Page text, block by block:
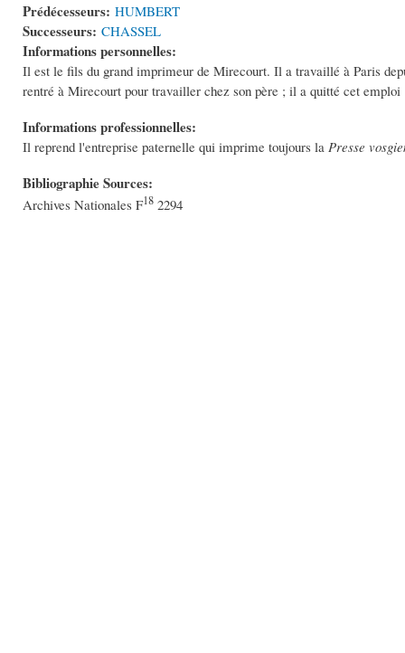
Prédécesseurs: HUMBERT
Successeurs: CHASSEL
Informations personnelles:
Il est le fils du grand imprimeur de Mirecourt. Il a travaillé à Paris
rentré à Mirecourt pour travailler chez son père ; il a quitté cet
Informations professionnelles:
Il reprend l'entreprise paternelle qui imprime toujours la Presse
Bibliographie Sources:
Archives Nationales F18 2294